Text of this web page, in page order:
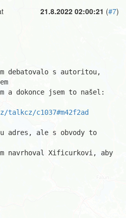
21.8.2022 02:00:21 (#7)
debatovalo s autoritou,
a dokonce jsem to našel:
c1037#m42f2ad
adres, ale s obvody to
navrhoval Xificurkovi, aby